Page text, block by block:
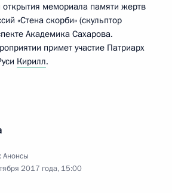
открытия мемориала памяти жертв
«Стена скорби» (скульптор
Академика Сахарова.
примет участие Патриарх
Кирилл.
Анонсы
2017 года, 15:00